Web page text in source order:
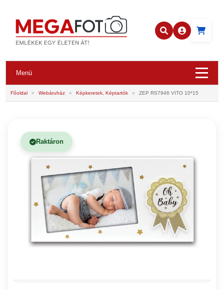
Menü
Főoldal » Webáruház » Képkeretek, Képtartók » ZEP RS7946 VITO 10*15
Raktáron